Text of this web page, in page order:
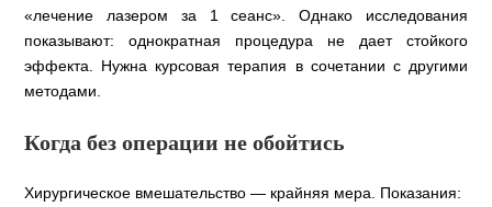
«лечение лазером за 1 сеанс». Однако исследования
показывают: однократная процедура не дает стойкого
эффекта. Нужна курсовая терапия в сочетании с другими
методами.
Когда без операции не обойтись
Хирургическое вмешательство — крайняя мера. Показания: